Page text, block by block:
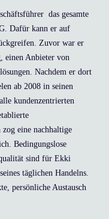
das gesamte
Dafür kann er auf
Zuvor war er
einen Anbieter von
Nachdem er dort
ab 2008 in seinen
kundenzentrierten
zog eine nachhaltige
Bedingungslose
sind für Ekki
täglichen Handelns.
persönliche Austausch